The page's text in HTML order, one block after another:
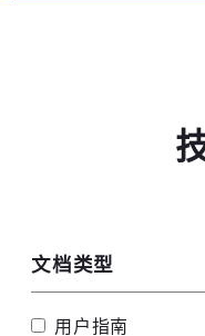
文档类型
用户指南